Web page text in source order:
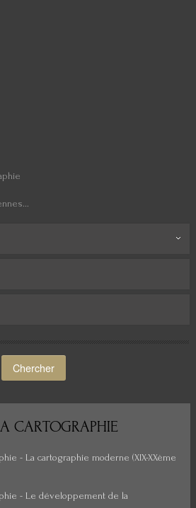
Chercher
CARTOGRAPHIE
- La cartographie moderne (XIX-XXème
- Le développement de la